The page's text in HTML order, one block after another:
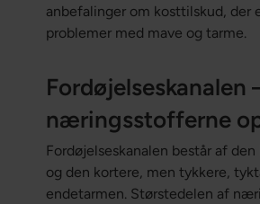
anbefalinger om kosttilskud, der
problemer med mave og tarme.
Fordøjelseskanalen
næringsstofferne
Fordøjelseskanalen består af
og den kortere, men tykkere,
endetarmen. Størstedelen af